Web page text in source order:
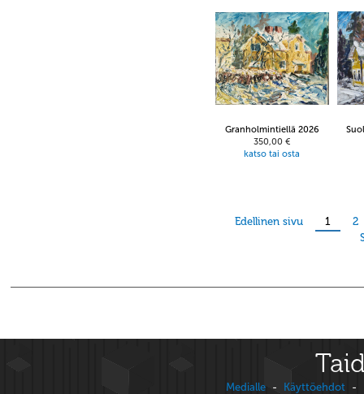
Granholmintiellä 2026
350,00 €
katso tai osta
Edellinen sivu 1
2
Medialle - Käyttöehdot -